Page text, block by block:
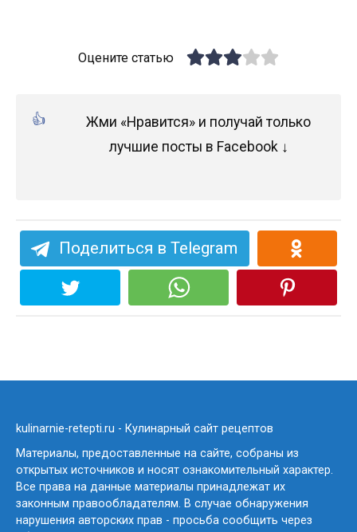
Оцените статью
Жми «Нравится» и получай только
лучшие посты в Facebook ↓
Поделиться в Telegram
kulinarnie-retepti.ru - Кулинарный сайт рецептов
Материалы, предоставленные на сайте, собраны из
открытых источников и носят ознакомительный характер.
Все права на данные материалы принадлежат их
законным правообладателям. В случае обнаружения
нарушения авторских прав - просьба сообщить через